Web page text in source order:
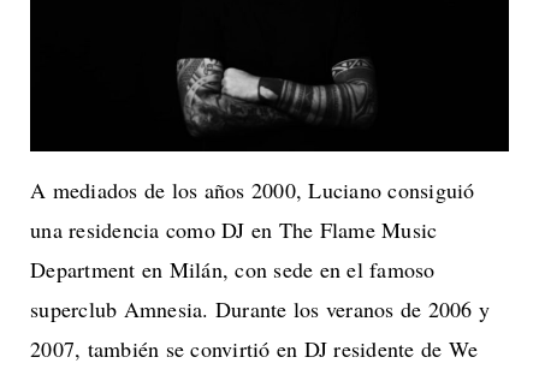
A mediados de los años 2000, Luciano consiguió
una residencia como DJ en The Flame Music
Department en Milán, con sede en el famoso
superclub Amnesia. Durante los veranos de 2006 y
2007, también se convirtió en DJ residente de We